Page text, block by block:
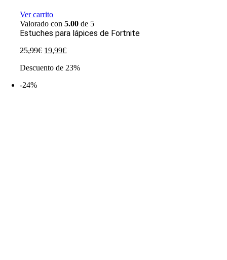
Ver carrito
Valorado con5.00 de 5
Estuches para lápices de Fortnite
25,99€ El
original
19,99€El
actual
Descuento de 23%
-24%